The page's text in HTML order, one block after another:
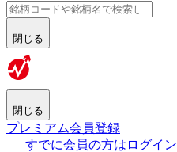
閉じる
閉じる
プレミアム会員登録
すでに会員の方はログイン